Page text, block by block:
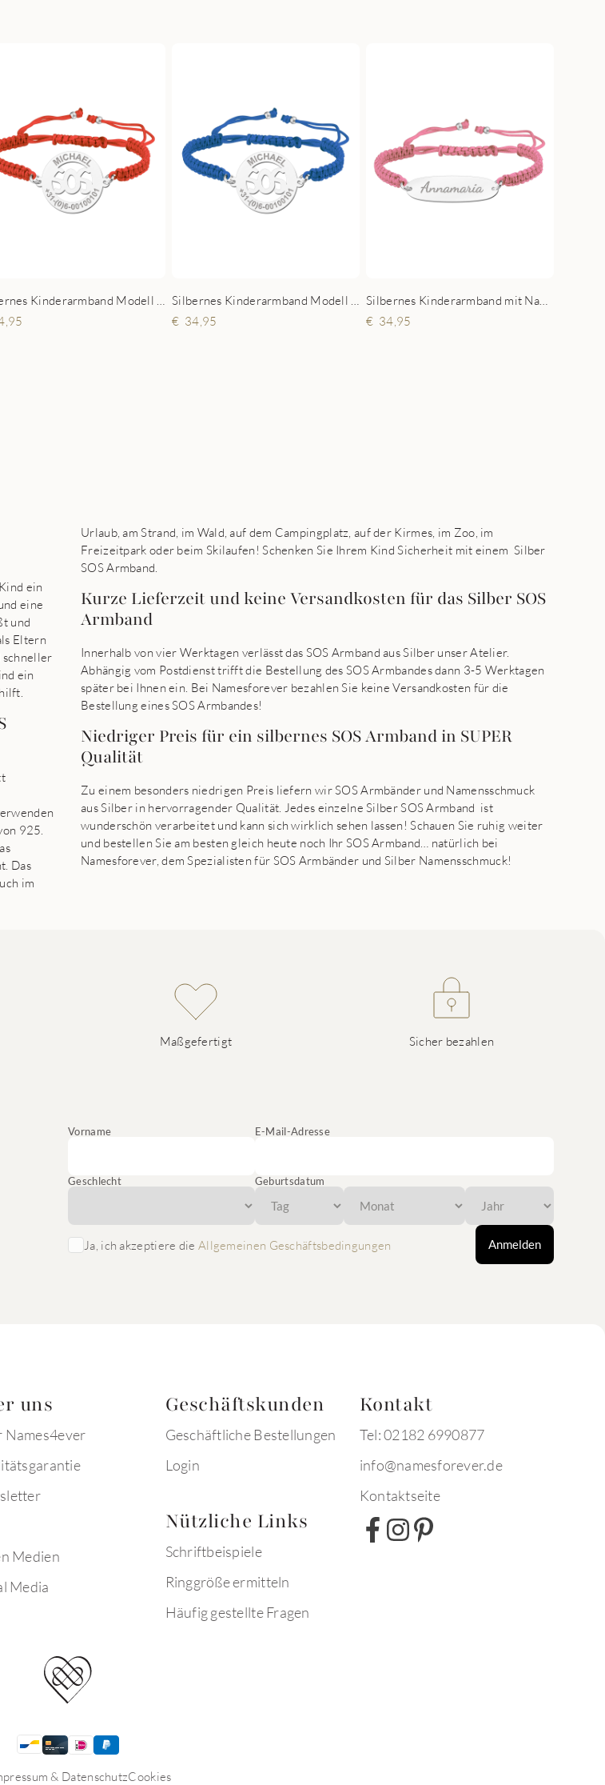
34,95
34,95
ein
eine
und
Eltern
schneller
ein
925.
Das
im
Urlaub, am Strand, im Wald, auf dem Campingplatz, auf der Kirmes, im Zoo, im
Freizeitpark oder beim Skilaufen! Schenken Sie Ihrem Kind Sicherheit mit einem Silber
SOS Armband.
Kurze Lieferzeit und keine Versandkosten für das Silber SOS
Armband
Innerhalb von vier Werktagen verlässt das SOS Armband aus Silber unser Atelier.
Abhängig vom Postdienst trifft die Bestellung des SOS Armbandes dann 3-5 Werktagen
später bei Ihnen ein. Bei Namesforever bezahlen Sie keine Versandkosten für die
Bestellung eines SOS Armbandes!
Niedriger Preis für ein silbernes SOS Armband in SUPER
Qualität
Zu einem besonders niedrigen Preis liefern wir SOS Armbänder und Namensschmuck
aus Silber in hervorragender Qualität. Jedes einzelne Silber SOS Armband ist
wunderschön verarbeitet und kann sich wirklich sehen lassen! Schauen Sie ruhig weiter
und bestellen Sie am besten gleich heute noch Ihr SOS Armband… natürlich bei
Namesforever, dem Spezialisten für SOS Armbänder und Silber Namensschmuck!
Maßgefertigt Sicher bezahlen
Vorname E-Mail-Adresse
Geschlecht Geburtsdatum
Ja, ich akzeptiere die Allgemeinen Geschäftsbedingungen Anmelden
uns
Names4ever
Medien
Media
Geschäftskunden
Geschäftliche Bestellungen
Login
Nützliche Links
Schriftbeispiele
Ringgröße ermitteln
Häufig gestellte Fragen
Kontakt
Tel: 02182 6990877
info@namesforever.de
Kontaktseite
& DatenschutzCookies